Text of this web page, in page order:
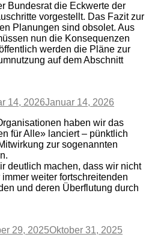
Bundesrat die Eckwerte der
vorgestellt. Das Fazit zur
Planungen sind obsolet. Aus
nun die Konsequenzen
werden die Pläne zur
auf dem Abschnitt
14, 2026Januar 14, 2026
haben wir das
für Alle» lanciert – pünktlich
zur sogenannten
deutlich machen, dass wir nicht
weiter fortschreitenden
und deren Überflutung durch
29, 2025Oktober 31, 2025